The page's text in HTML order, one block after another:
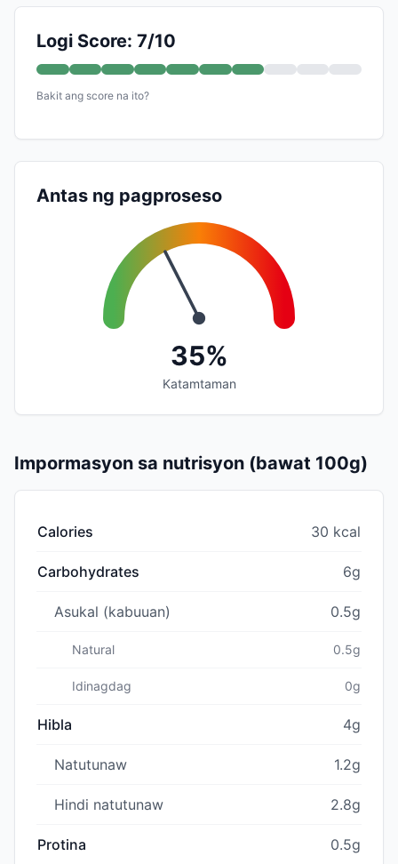
Logi Score: 7/10
Bakit ang score na ito?
Antas ng pagproseso
35%
Katamtaman
Impormasyon sa nutrisyon (bawat 100g)
Calories 30 kcal
Carbohydrates 6g
Asukal (kabuuan) 0.5g
Natural 0.5g
Idinagdag 0g
Hibla 4g
Natutunaw 1.2g
Hindi natutunaw 2.8g
Protina 0.5g